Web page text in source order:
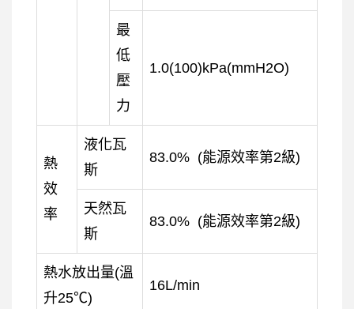
最
低
壓
力
1.0(100)kPa(mmH2O)
熱
效
率
液化瓦
斯
83.0% (能源效率第2級)
天然瓦
斯
83.0% (能源效率第2級)
熱水放出量(溫
升25℃)
16L/min